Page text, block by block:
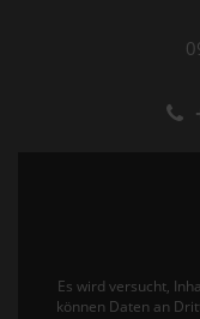
Es wird versucht,
können Daten an